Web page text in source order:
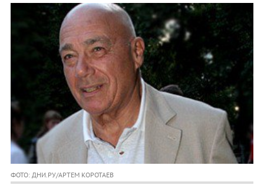
ФОТО: ДНИ.РУ/АРТЕМ КОРОТАЕВ